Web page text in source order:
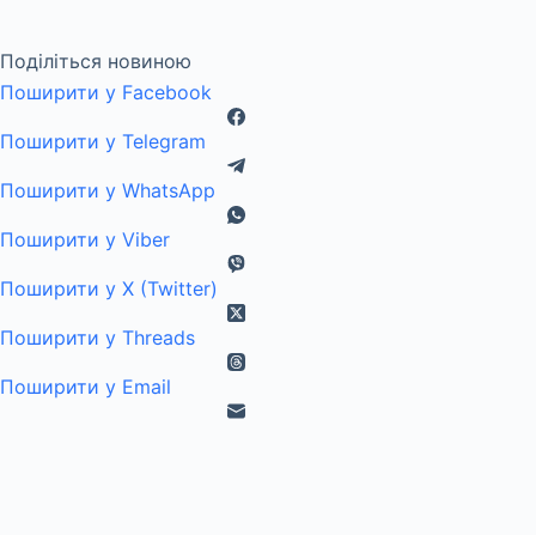
Поділіться новиною
Поширити у Facebook
Поширити у Telegram
Поширити у WhatsApp
Поширити у Viber
Поширити у X (Twitter)
Поширити у Threads
Поширити у Email